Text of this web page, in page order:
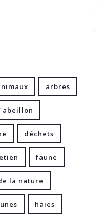
arbres
déchets
faune
la nature
haies